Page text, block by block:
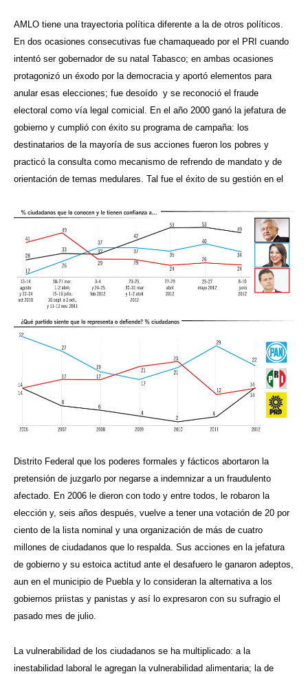
AMLO tiene una trayectoria política diferente a la de otros políticos.
En dos ocasiones consecutivas fue chamaqueado por el PRI cuando
intentó ser gobernador de su natal Tabasco; en ambas ocasiones
protagonizó un éxodo por la democracia y aportó elementos para
anular esas elecciones; fue desoído y se reconoció el fraude
electoral como vía legal comicial. En el año 2000 ganó la jefatura de
gobierno y cumplió con éxito su programa de campaña: los
destinatarios de la mayoría de sus acciones fueron los pobres y
practicó la consulta como mecanismo de refrendo de mandato y de
orientación de temas medulares. Tal fue el éxito de su gestión en el
Distrito Federal que los poderes formales y fácticos abortaron la
pretensión de juzgarlo por negarse a indemnizar a un fraudulento
afectado. En 2006 le dieron con todo y entre todos, le robaron la
elección y, seis años después, vuelve a tener una votación de 20 por
ciento de la lista nominal y una organización de más de cuatro
millones de ciudadanos que lo respalda. Sus acciones en la jefatura
de gobierno y su estoica actitud ante el desafuero le ganaron adeptos,
aun en el municipio de Puebla y lo consideran la alternativa a los
gobiernos priistas y panistas y así lo expresaron con su sufragio el
pasado mes de julio.
La vulnerabilidad de los ciudadanos se ha multiplicado: a la
inestabilidad laboral le agregan la vulnerabilidad alimentaria; la de